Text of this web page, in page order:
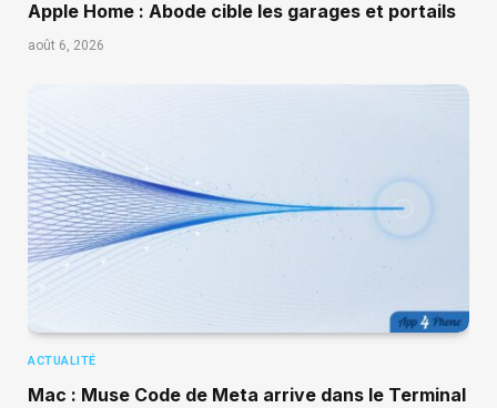
Apple Home : Abode cible les garages et portails
août 6, 2026
ACTUALITÉ
Mac : Muse Code de Meta arrive dans le Terminal